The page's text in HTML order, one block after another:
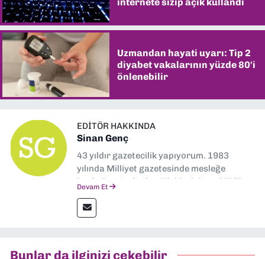
Uzmandan hayati uyarı: Tip 2
diyabet vakalarının yüzde 80'i
önlenebilir
EDITÖR HAKKINDA
Sinan Genç
43 yıldır gazetecilik yapıyorum. 1983
yılında Milliyet gazetesinde mesleğe
başladım. Ardından Türkiye’nin en köklü
muhabir, editör, müdür yardımcısı ve spor
müdürü olarak görev yaptım. Ayrıca Yeni
Devam Et
Bunlar da ilginizi çekebilir